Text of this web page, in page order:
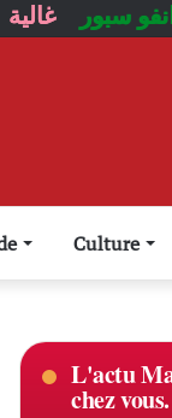
غالية سبور
Culture
L'actu
chez vous.